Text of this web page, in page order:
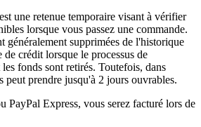
une retenue temporaire visant à vérifier
lorsque vous passez une commande.
généralement supprimées de l'historique
de crédit lorsque le processus de
fonds sont retirés. Toutefois, dans
peut prendre jusqu'à 2 jours ouvrables.
PayPal Express, vous serez facturé lors de